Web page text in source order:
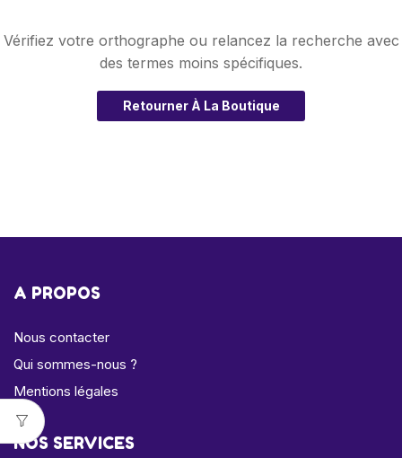
Vérifiez votre orthographe ou relancez la recherche avec
des termes moins spécifiques.
Retourner À La Boutique
A PROPOS
Nous contacter
Qui sommes-nous ?
Mentions légales
NOS SERVICES